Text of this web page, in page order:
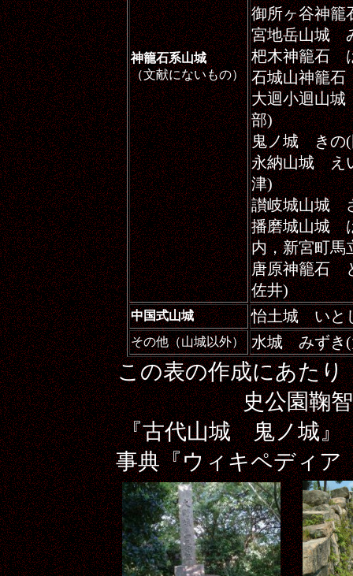
神籠石系山城
（文献にないもの）
御所ヶ谷神
宮地岳山城
杷木神籠
石城山神籠
大迴小迴山
部)
鬼ノ城 きの(
永納山城 え
津)
讃岐城山城
播磨城山城
内，新宮
唐原神籠石
佐井)
中国式山城 怡土城 いと
その他（山城以外） 水城 みずき(
この表の作成にあたり
史公園鞠
『古代山城 鬼ノ城』
事典『ウィキペディア